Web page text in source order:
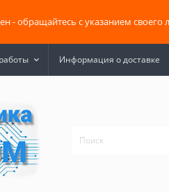
- обращайтесь с указанием
Информация о доставке